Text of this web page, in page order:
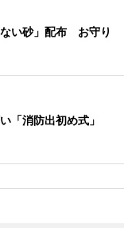
い砂」配布 お守り
「消防出初め式」